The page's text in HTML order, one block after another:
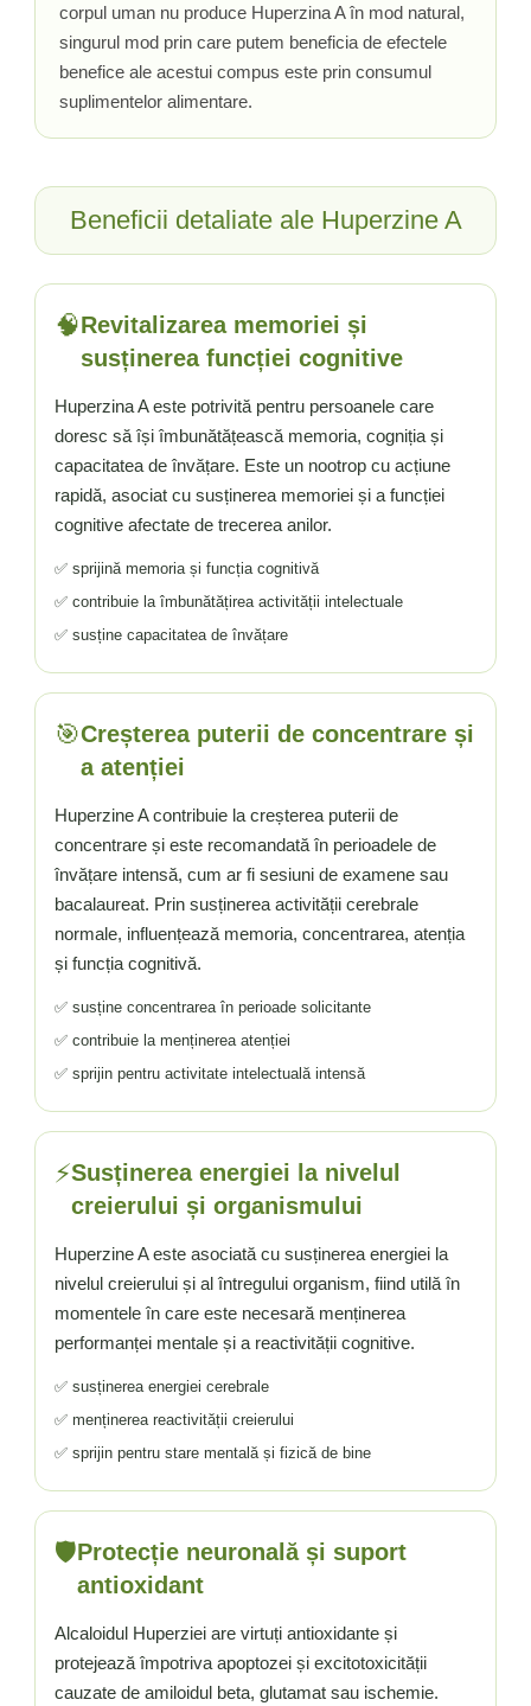
Tiamina (Vitamina B1)
Taurina
Tirozina
Tribulus (Coltii Babei)
Turmeric (Curcumin)
Ulei de Cocos
Ulei Seminte Dovleac (Pumpkin)
Ulm Alunecos (Slippery Elm)
Urzica (Stinging Nettle)
Valeriana
Vitamina B12 (Cobalamina)
Vitamina A (Retinol)
Vitamina C
Vitamina D
Wormwood (Artemisia)
Yucca
Zeaxantina
corpul uman nu produce Huperzina A în mod natural,
singurul mod prin care putem beneficia de efectele
benefice ale acestui compus este prin consumul
suplimentelor alimentare.
Beneficii detaliate ale Huperzine A
🧠Revitalizarea memoriei și
susținerea funcției cognitive
Huperzina A este potrivită pentru persoanele care
doresc să își îmbunătățească memoria, cogniția și
capacitatea de învățare. Este un nootrop cu acțiune
rapidă, asociat cu susținerea memoriei și a funcției
cognitive afectate de trecerea anilor.
✅ sprijină memoria și funcția cognitivă
✅ contribuie la îmbunătățirea activității intelectuale
✅ susține capacitatea de învățare
🎯Creșterea puterii de concentrare și
a atenției
Huperzine A contribuie la creșterea puterii de
concentrare și este recomandată în perioadele de
învățare intensă, cum ar fi sesiuni de examene sau
bacalaureat. Prin susținerea activității cerebrale
normale, influențează memoria, concentrarea, atenția
și funcția cognitivă.
✅ susține concentrarea în perioade solicitante
✅ contribuie la menținerea atenției
✅ sprijin pentru activitate intelectuală intensă
⚡Susținerea energiei la nivelul
creierului și organismului
Huperzine A este asociată cu susținerea energiei la
nivelul creierului și al întregului organism, fiind utilă în
momentele în care este necesară menținerea
performanței mentale și a reactivității cognitive.
✅ susținerea energiei cerebrale
✅ menținerea reactivității creierului
✅ sprijin pentru stare mentală și fizică de bine
🛡️Protecție neuronală și suport
antioxidant
Alcaloidul Huperziei are virtuți antioxidante și
protejează împotriva apoptozei și excitotoxicității
cauzate de amiloidul beta, glutamat sau ischemie.